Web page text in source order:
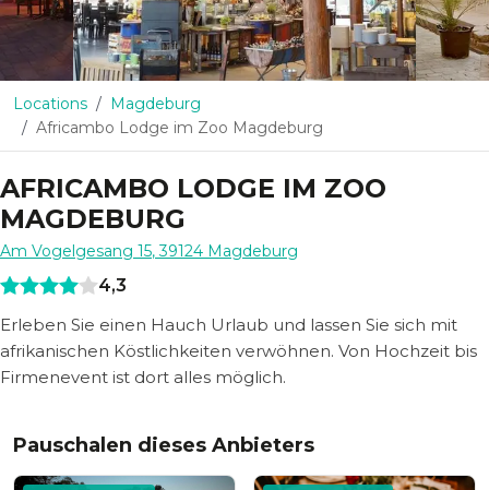
Locations
Magdeburg
Africambo Lodge im Zoo Magdeburg
AFRICAMBO LODGE IM ZOO
MAGDEBURG
Am Vogelgesang 15,39124 Magdeburg
4,3
Erleben Sie einen Hauch Urlaub und lassen Sie sich mit
afrikanischen Köstlichkeiten verwöhnen. Von Hochzeit bis
Firmenevent ist dort alles möglich.
Pauschalen dieses Anbieters